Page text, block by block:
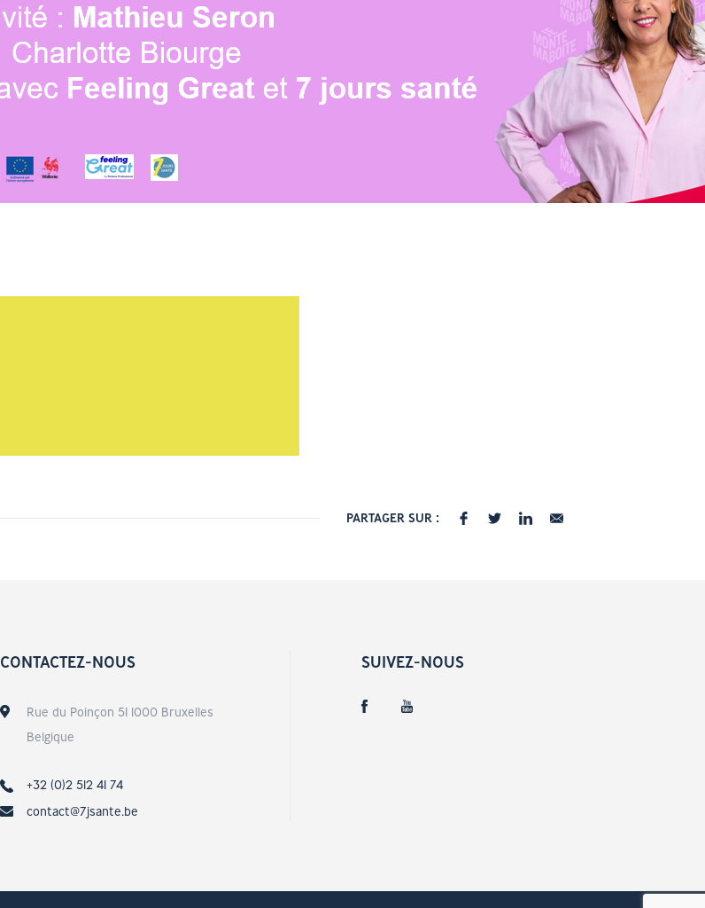
PARTAGER SUR :
CONTACTEZ-NOUS
Rue du Poinçon 51 1000 Bruxelles
Belgique
+32 (0)2 512 41 74
contact@7jsante.be
SUIVEZ-NOUS